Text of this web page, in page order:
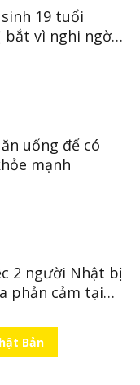
19 tuổi
bắt vì nghi ngờ
uống để có
mạnh
2 người Nhật bị
phản cảm tại
Bản